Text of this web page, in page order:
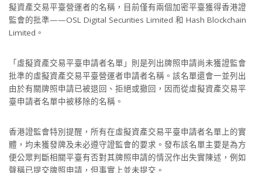
擬資產交易平臺營運者的名稱，目前僅有兩個加密平臺獲得香港證
監會的批準——OSL Digital Securities Limited 和 Hash Blockchain
Limited。
「虛擬資產交易平臺申請者名單」則是列出牌照申請尚未獲證監會
批準的虛擬資產交易平臺營運者申請者名稱。該名單還會一並列出
由於有關牌照申請已被退回、拒絕或撤回，因而從虛擬資產交易平
臺申請者名單中被移除的名稱。
香港證監會特別提醒，所有在虛擬資產交易平臺申請者名單上的實
體，均未獲發牌及未必遵守證監會的要求。發布該名單主要是為方
便公眾判斷相關平臺有否對其牌照申請的情況作出失實陳述，例如
聲稱已提交牌照申請，但事實上並未提交。